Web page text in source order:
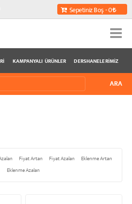
Sepetiniz Boş - 0
KAMPANYALI ÜRÜNLER DERSHANELERIMIZ
Fiyat Artan Fiyat Azalan
Eklenme Artan
Eklenme Azalan